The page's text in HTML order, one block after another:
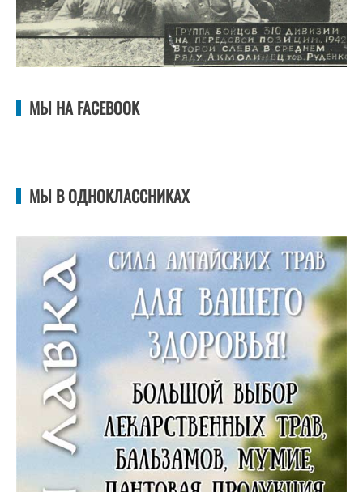
МЫ НА FACEBOOK
МЫ В ОДНОКЛАССНИКАХ